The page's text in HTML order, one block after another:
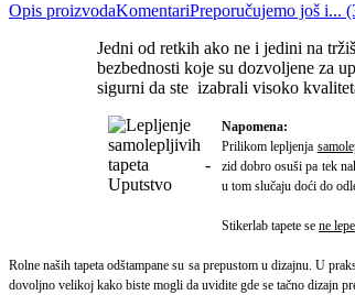
Opis proizvodaKomentariPreporučujemo još i...
Jedni od retkih ako ne i jedini na
bezbednosti koje su dozvoljene za
sigurni da ste izabrali visoko
Napomena:
Prilikom lepljenja
zid dobro osuši pa tek
u tom slučaju doći do
Stikerlab tapete se ne lepe
Rolne naših tapeta odštampane su sa prepustom u dizajnu. U
dovoljno velikoj kako biste mogli da uvidite gde se tačno dizajn